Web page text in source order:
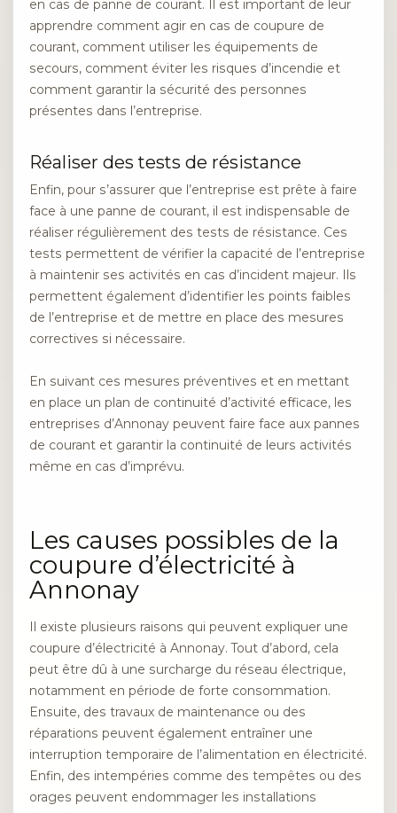
en cas de panne de courant. Il est important de leur
apprendre comment agir en cas de coupure de
courant, comment utiliser les équipements de
secours, comment éviter les risques d’incendie et
comment garantir la sécurité des personnes
présentes dans l’entreprise.
Réaliser des tests de résistance
Enfin, pour s’assurer que l’entreprise est prête à faire
face à une panne de courant, il est indispensable de
réaliser régulièrement des tests de résistance. Ces
tests permettent de vérifier la capacité de l’entreprise
à maintenir ses activités en cas d’incident majeur. Ils
permettent également d’identifier les points faibles
de l’entreprise et de mettre en place des mesures
correctives si nécessaire.
En suivant ces mesures préventives et en mettant
en place un plan de continuité d’activité efficace, les
entreprises d’Annonay peuvent faire face aux pannes
de courant et garantir la continuité de leurs activités
même en cas d’imprévu.
Les causes possibles de la
coupure d’électricité à
Annonay
Il existe plusieurs raisons qui peuvent expliquer une
coupure d’électricité à Annonay. Tout d’abord, cela
peut être dû à une surcharge du réseau électrique,
notamment en période de forte consommation.
Ensuite, des travaux de maintenance ou des
réparations peuvent également entraîner une
interruption temporaire de l’alimentation en électricité.
Enfin, des intempéries comme des tempêtes ou des
orages peuvent endommager les installations